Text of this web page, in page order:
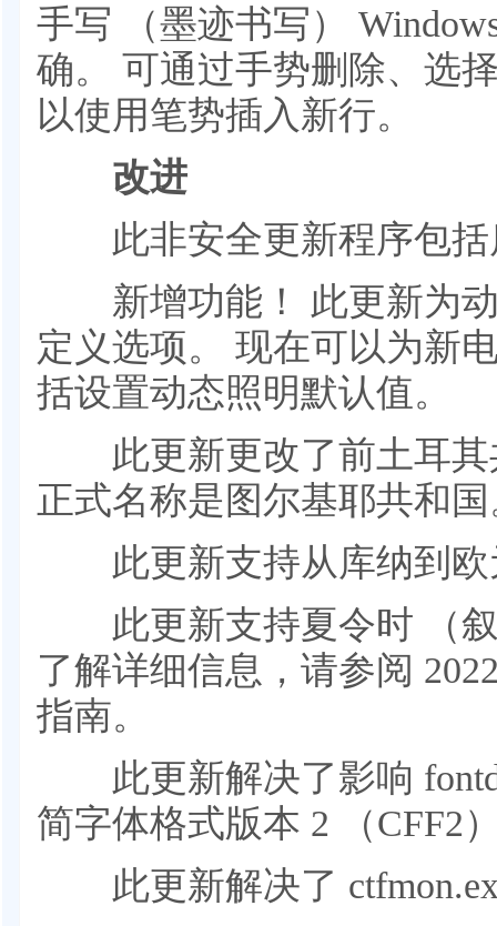
手写 （墨迹书写）
确。 可通过手势删除、选
以使用笔势插入新行。
改进
此非安全更新程序包括
新增功能！ 此更新为动
定义选项。 现在可以为新
括设置动态照明默认值。
此更新更改了前土耳其
正式名称是图尔基耶共和
此更新支持从库纳到欧
此更新支持夏令时 （叙
了解详细信息，请参阅
指南。
此更新解决了影响
简字体格式版本 2 （CFF2
此更新解决了